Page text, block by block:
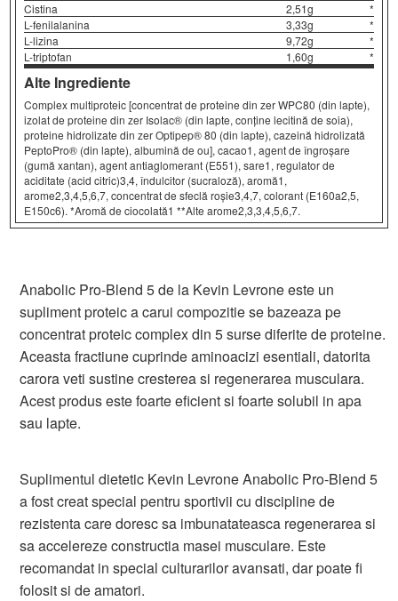
Cistina
2,51g
*
L-fenilalanina
3,33g
*
L-lizina
9,72g
*
L-triptofan
1,60g *
Alte Ingrediente
Complex multiproteic [concentrat de proteine din zer WPC80 (din lapte),
izolat de proteine din zer Isolac® (din lapte, conține lecitină de soia),
proteine hidrolizate din zer Optipep® 80 (din lapte), cazeină hidrolizată
PeptoPro® (din lapte), albumină de ou], cacao1, agent de îngroșare
(gumă xantan), agent antiaglomerant (E551), sare1, regulator de
aciditate (acid citric)3,4, îndulcitor (sucraloză), aromă1,
arome2,3,4,5,6,7, concentrat de sfeclă roșie3,4,7, colorant (E160a2,5,
E150c6). *Aromă de ciocolată1 **Alte arome2,3,3,4,5,6,7.
Anabolic Pro-Blend 5 de la Kevin Levrone este un
supliment proteic a carui compozitie se bazeaza pe
concentrat proteic complex din 5 surse diferite de proteine.
Aceasta fractiune cuprinde aminoacizi esentiali, datorita
carora veti sustine cresterea si regenerarea musculara.
Acest produs este foarte eficient si foarte solubil in apa
sau lapte.
Suplimentul dietetic Kevin Levrone Anabolic Pro-Blend 5
a fost creat special pentru sportivii cu discipline de
rezistenta care doresc sa imbunatateasca regenerarea si
sa accelereze constructia masei musculare. Este
recomandat in special culturarilor avansati, dar poate fi
folosit si de amatori.